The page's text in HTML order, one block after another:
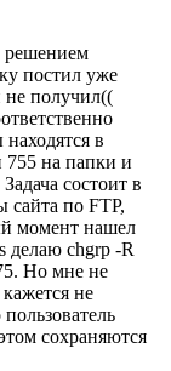
решением
постил уже
не получил((
в
755 на папки и
состоит в
сайта по FTP,
момент нашел
делаю chgrp -R
Но мне не
не
сохраняются